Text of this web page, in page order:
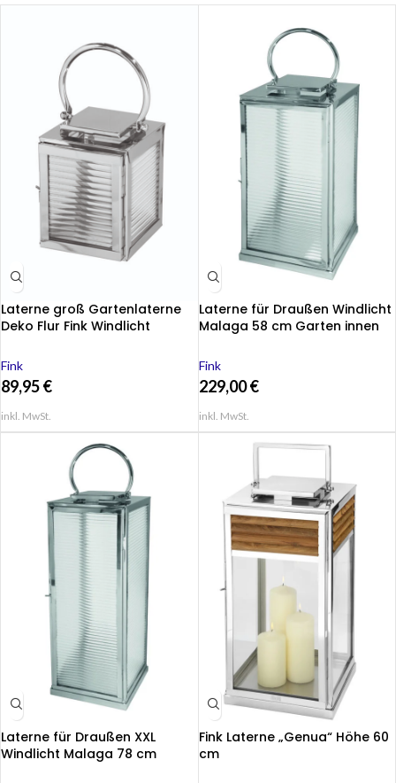
Laterne groß Gartenlaterne
Deko Flur Fink Windlicht
Fink
89,95€
inkl. MwSt.
Laterne für Draußen Windlicht
Malaga 58 cm Garten innen
Fink
229,00€
inkl. MwSt.
Laterne für Draußen XXL
Windlicht Malaga 78 cm
Fink Laterne „Genua“ Höhe 60
cm